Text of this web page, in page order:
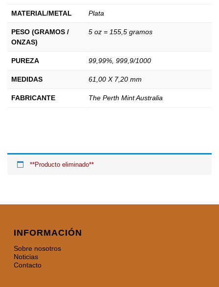
MATERIAL/METAL Plata
PESO (GRAMOS /
ONZAS)
5 oz = 155,5 gramos
PUREZA 99,99%, 999,9/1000
MEDIDAS 61,00 X 7,20 mm
FABRICANTE The Perth Mint Australia
**Producto eliminado**
INFORMACIÓN
Sobre nosotros
Noticias
Contacto